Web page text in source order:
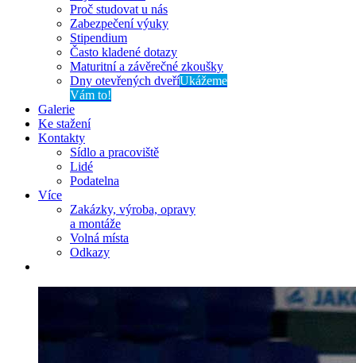
Proč studovat u nás
Zabezpečení výuky
Stipendium
Často kladené dotazy
Maturitní a závěrečné zkoušky
Dny otevřených dveříUkážeme
Vám to!
Galerie
Ke stažení
Kontakty
Sídlo a pracoviště
Lidé
Podatelna
Více
Zakázky, výroba, opravy
a montáže
Volná místa
Odkazy